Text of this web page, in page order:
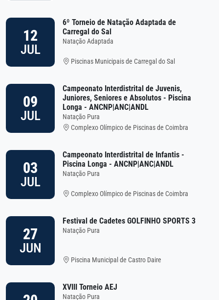
12
JUL
6º Torneio de Natação Adaptada de
Carregal do Sal
Natação Adaptada
Piscinas Municipais de Carregal do Sal
09
JUL
Campeonato Interdistrital de Juvenis,
Juniores, Seniores e Absolutos - Piscina
Longa - ANCNP|ANC|ANDL
Natação Pura
Complexo Olímpico de Piscinas de Coimbra
03
JUL
Campeonato Interdistrital de Infantis -
Piscina Longa - ANCNP|ANC|ANDL
Natação Pura
Complexo Olímpico de Piscinas de Coimbra
27
JUN
Festival de Cadetes GOLFINHO SPORTS 3
Natação Pura
Piscina Municipal de Castro Daire
XVIII Torneio AEJ
Natação Pura